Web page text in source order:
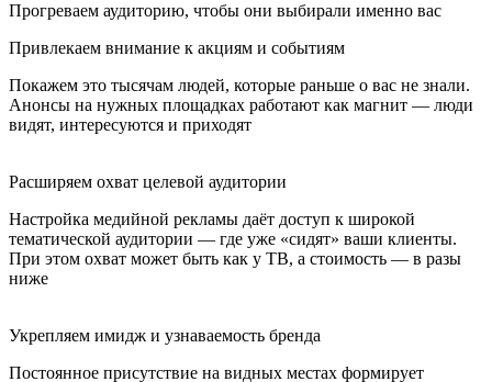
Прогреваем аудиторию, чтобы они выбирали именно вас
Привлекаем внимание к акциям и событиям
Покажем это тысячам людей, которые раньше о вас не знали.
Анонсы на нужных площадках работают как магнит — люди
видят, интересуются и приходят
Расширяем охват целевой аудитории
Настройка медийной рекламы даёт доступ к широкой
тематической аудитории — где уже «сидят» ваши клиенты.
При этом охват может быть как у ТВ, а стоимость — в разы
ниже
Укрепляем имидж и узнаваемость бренда
Постоянное присутствие на видных местах формирует